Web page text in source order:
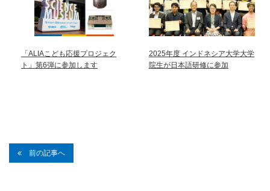
「ALIAこども応援プロジェク
ト」第6弾に参加します
2025年度 インドネシア大学大学
院生が日本語研修に参加
前の記事へ